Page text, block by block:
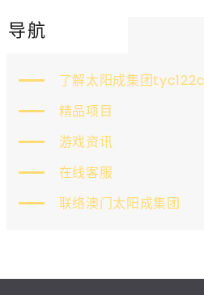
导航
了解太阳成集团
精品项目
游戏资讯
在线客服
联络澳门太阳成集团